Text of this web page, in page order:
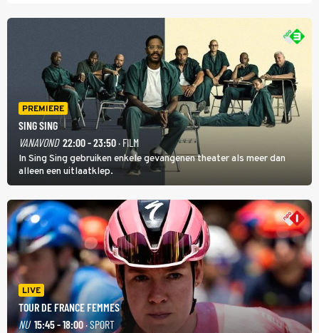
PREMIERE
SING SING
VANAVOND 22:00 - 23:50· FILM
In Sing Sing gebruiken enkele gevangenen theater als meer dan
alleen een uitlaatklep.
LIVE
TOUR DE FRANCE FEMMES
NU 15:45 - 18:00· SPORT